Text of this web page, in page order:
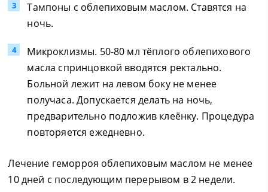
Тампоны с облепиховым маслом. Ставятся на
ночь.
Микроклизмы. 50-80 мл тёплого облепихового
масла спринцовкой вводятся ректально.
Больной лежит на левом боку не менее
получаса. Допускается делать на ночь,
предварительно подложив клеёнку. Процедура
повторяется ежедневно.
Лечение геморроя облепиховым маслом не менее
10 дней с последующим перерывом в 2 недели.